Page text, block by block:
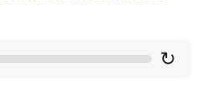
↻